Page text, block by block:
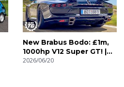
New Brabus Bodo: £1m,
1000hp V12 Super GT! |
4K
2026/06/20